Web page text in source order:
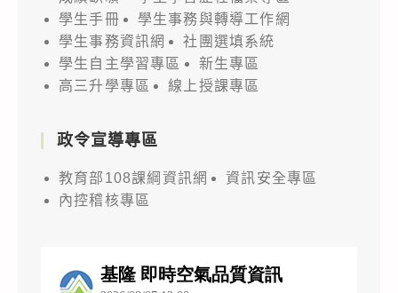
學生手冊
學生事務與轉導工作網
學生事務資訊網
社團選填系統
學生自主學習專區
新生專區
高三升學專區
線上授課專區
政令宣導專區
教育部108課綱資訊網
資訊安全專區
內控稽核專區